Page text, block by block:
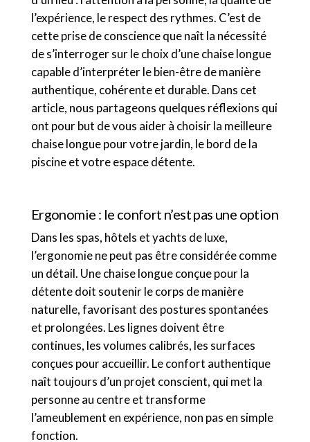
l’expérience, le respect des rythmes. C’est de
cette prise de conscience que naît la nécessité
de s’interroger sur le choix d’une chaise longue
capable d’interpréter le bien-être de manière
authentique, cohérente et durable. Dans cet
article, nous partageons quelques réflexions qui
ont pour but de vous aider à choisir la meilleure
chaise longue pour votre jardin, le bord de la
piscine et votre espace détente.
Ergonomie : le confort n’est pas une option
Dans les spas, hôtels et yachts de luxe,
l’ergonomie ne peut pas être considérée comme
un détail. Une chaise longue conçue pour la
détente doit soutenir le corps de manière
naturelle, favorisant des postures spontanées
et prolongées. Les lignes doivent être
continues, les volumes calibrés, les surfaces
conçues pour accueillir. Le confort authentique
naît toujours d’un projet conscient, qui met la
personne au centre et transforme
l’ameublement en expérience, non pas en simple
fonction.